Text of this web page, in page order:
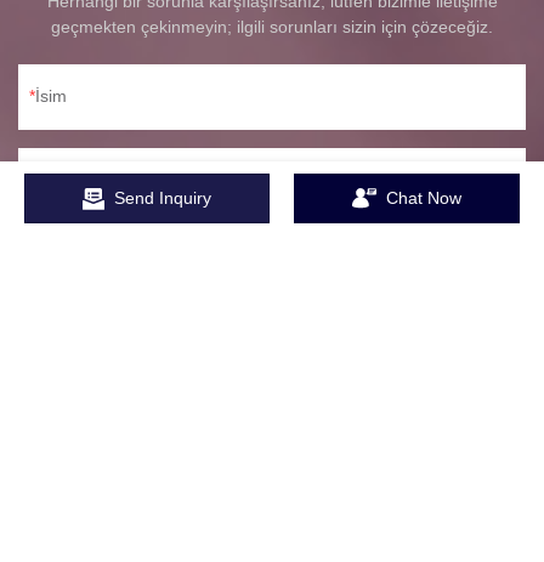
geçmekten çekinmeyin; ilgili sorunları sizin için çözeceğiz.
İsim
E-posta
Send Inquiry Chat Now